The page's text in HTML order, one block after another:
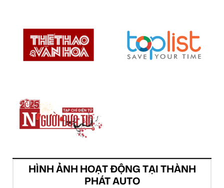
HÌNH ẢNH HOẠT ĐỘNG TẠI THÀNH
PHÁT AUTO